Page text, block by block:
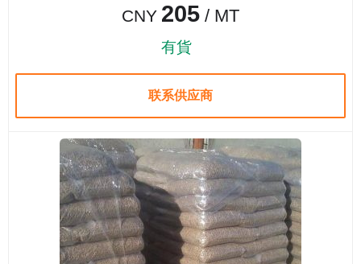
CNY 205 / MT
有貨
联系供应商